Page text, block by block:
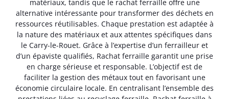
matériaux, tandis que le rachat ferraille offre une
alternative intéressante pour transformer des déchets en
ressources réutilisables. Chaque prestation est adaptée à
la nature des matériaux et aux attentes spécifiques dans
le Carry-le-Rouet. Grâce à l’expertise d’un ferrailleur et
d’un épaviste qualifiés, Rachat ferraille garantit une prise
en charge sérieuse et responsable. L’objectif est de
faciliter la gestion des métaux tout en favorisant une
économie circulaire locale. En centralisant l’ensemble des